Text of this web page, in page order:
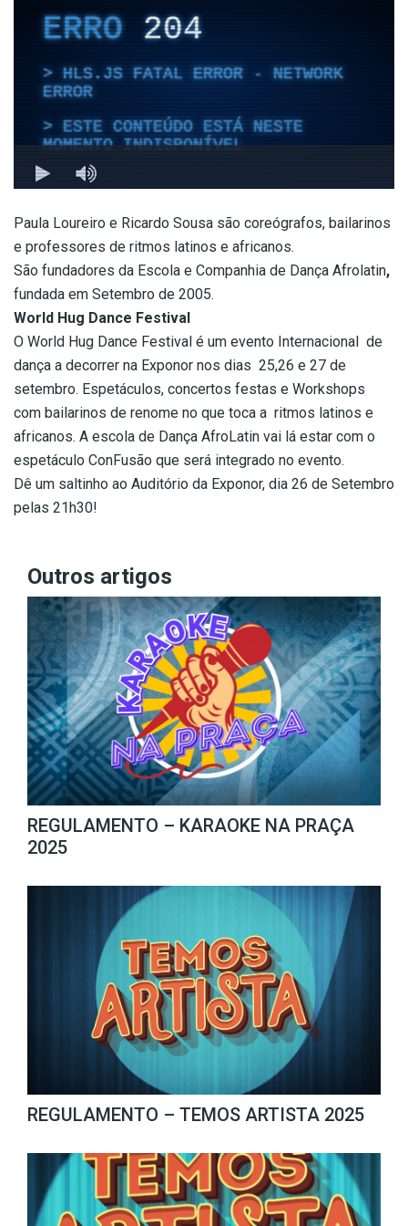
Paula Loureiro e Ricardo Sousa são coreógrafos, bailarinos
e professores de ritmos latinos e africanos.
São fundadores da Escola e Companhia de Dança Afrolatin,
fundada em Setembro de 2005.
World Hug Dance Festival
O World Hug Dance Festival é um evento Internacional de
dança a decorrer na Exponor nos dias 25,26 e 27 de
setembro. Espetáculos, concertos festas e Workshops
com bailarinos de renome no que toca a ritmos latinos e
africanos. A escola de Dança AfroLatin vai lá estar com o
espetáculo ConFusão que será integrado no evento.
Dê um saltinho ao Auditório da Exponor, dia 26 de Setembro
pelas 21h30!
Outros artigos
REGULAMENTO – KARAOKE NA PRAÇA
2025
REGULAMENTO – TEMOS ARTISTA 2025